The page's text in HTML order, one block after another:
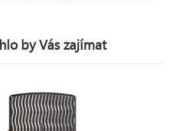
by Vás zajímat